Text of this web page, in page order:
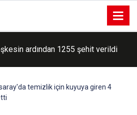
ardından 1255 şehit verildi
temizlik için kuyuya giren 4